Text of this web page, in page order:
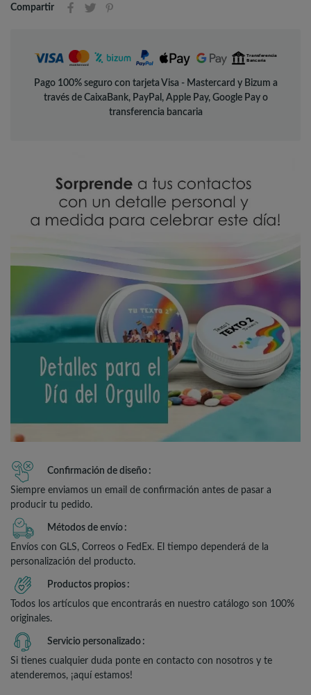
Compartir
Pago 100% seguro con tarjeta Visa - Mastercard y Bizum a
través de CaixaBank, PayPal, Apple Pay, Google Pay o
transferencia bancaria
Confirmación de diseño
Siempre enviamos un email de confirmación antes de pasar a
producir tu pedido.
Métodos de envío
Envíos con GLS, Correos o FedEx. El tiempo dependerá de la
personalización del producto.
Productos propios
Todos los artículos que encontrarás en nuestro catálogo son 100%
originales.
Servicio personalizado
Si tienes cualquier duda ponte en contacto con nosotros y te
atenderemos, ¡aquí estamos!